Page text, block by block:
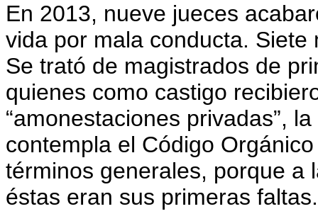
En 2013, nueve jueces
vida por mala conducta.
Se trató de magistrados de
quienes como castigo
“amonestaciones privadas”,
contempla el Código
términos generales, porque a
éstas eran sus primeras faltas.